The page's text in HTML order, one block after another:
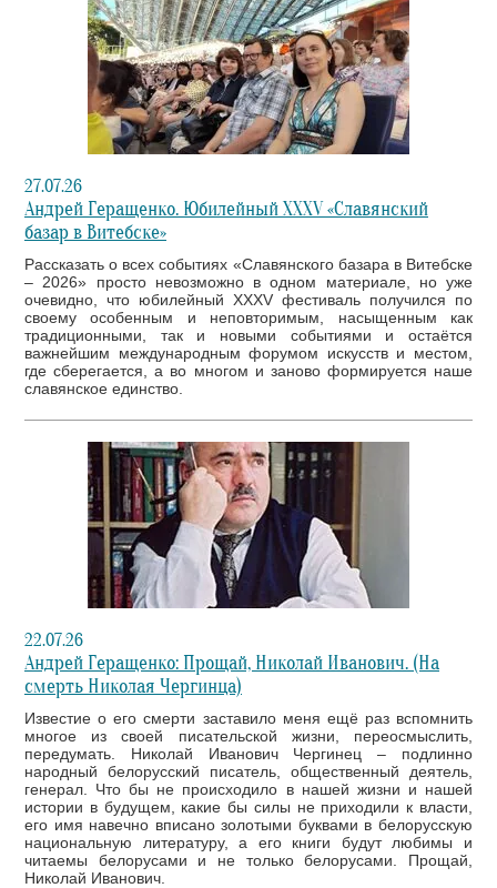
27.07.26
Андрей Геращенко. Юбилейный XXXV «Славянский
базар в Витебске»
Рассказать о всех событиях «Славянского базара в Витебске
– 2026» просто невозможно в одном материале, но уже
очевидно, что юбилейный XXXV фестиваль получился по
своему особенным и неповторимым, насыщенным как
традиционными, так и новыми событиями и остаётся
важнейшим международным форумом искусств и местом,
где сберегается, а во многом и заново формируется наше
славянское единство.
22.07.26
Андрей Геращенко: Прощай, Николай Иванович. (На
смерть Николая Чергинца)
Известие о его смерти заставило меня ещё раз вспомнить
многое из своей писательской жизни, переосмыслить,
передумать. Николай Иванович Чергинец – подлинно
народный белорусский писатель, общественный деятель,
генерал. Что бы не происходило в нашей жизни и нашей
истории в будущем, какие бы силы не приходили к власти,
его имя навечно вписано золотыми буквами в белорусскую
национальную литературу, а его книги будут любимы и
читаемы белорусами и не только белорусами. Прощай,
Николай Иванович.